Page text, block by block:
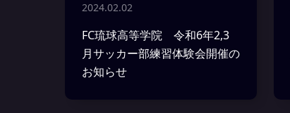
2024.02.02
FC琉球高等学院 令和6年2,3
月サッカー部練習体験会開催の
お知らせ